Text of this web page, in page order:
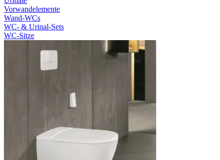
Vorwandelemente
Wand-WCs
WC- & Urinal-Sets
WC-Sitze